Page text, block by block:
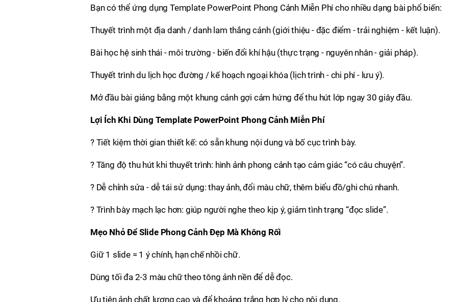
Bạn có thể ứng dụng Template PowerPoint Phong Cảnh Miễn Phí cho nhiều dạng bài phổ biến:
Thuyết trình một địa danh / danh lam thắng cảnh (giới thiệu - đặc điểm - trải nghiệm - kết luận).
Bài học hệ sinh thái - môi trường - biến đổi khí hậu (thực trạng - nguyên nhân - giải pháp).
Thuyết trình du lịch học đường / kế hoạch ngoại khóa (lịch trình - chi phí - lưu ý).
Mở đầu bài giảng bằng một khung cảnh gợi cảm hứng để thu hút lớp ngay 30 giây đầu.
Lợi Ích Khi Dùng Template PowerPoint Phong Cảnh Miễn Phí
? Tiết kiệm thời gian thiết kế: có sẵn khung nội dung và bố cục trình bày.
? Tăng độ thu hút khi thuyết trình: hình ảnh phong cảnh tạo cảm giác “có câu chuyện”.
? Dễ chỉnh sửa - dễ tái sử dụng: thay ảnh, đổi màu chữ, thêm biểu đồ/ghi chú nhanh.
? Trình bày mạch lạc hơn: giúp người nghe theo kịp ý, giảm tình trạng “đọc slide”.
Mẹo Nhỏ Để Slide Phong Cảnh Đẹp Mà Không Rối
Giữ 1 slide = 1 ý chính, hạn chế nhồi chữ.
Dùng tối đa 2-3 màu chữ theo tông ảnh nền để dễ đọc.
Ưu tiên ảnh chất lượng cao và để khoảng trắng hợp lý cho nội dung.